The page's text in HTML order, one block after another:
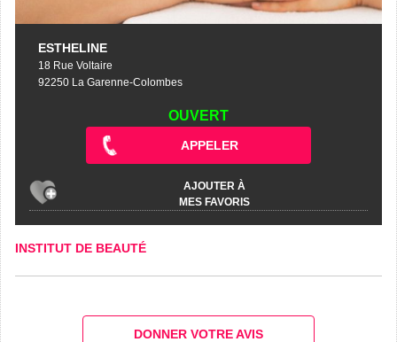
ESTHELINE
18 Rue Voltaire
92250 La Garenne-Colombes
OUVERT
APPELER
AJOUTER À
MES FAVORIS
INSTITUT DE BEAUTÉ
DONNER VOTRE AVIS